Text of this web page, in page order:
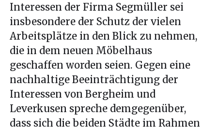
Interessen der Firma Segmüller sei
insbesondere der Schutz der vielen
Arbeitsplätze in den Blick zu nehmen,
die in dem neuen Möbelhaus
geschaffen worden seien. Gegen eine
nachhaltige Beeinträchtigung der
Interessen von Bergheim und
Leverkusen spreche demgegenüber,
dass sich die beiden Städte im Rahmen